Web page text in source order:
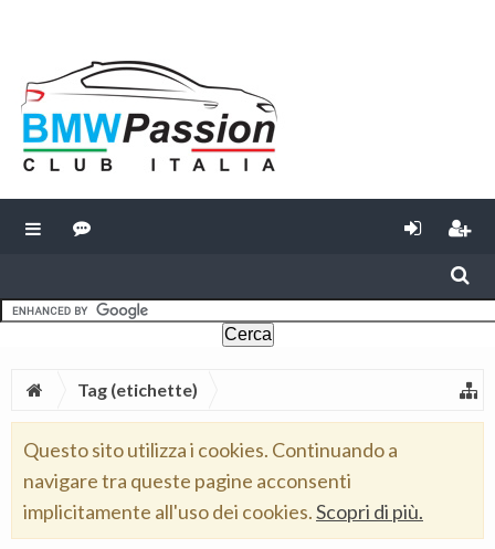
Tag (etichette)
Questo sito utilizza i cookies. Continuando a
navigare tra queste pagine acconsenti
implicitamente all'uso dei cookies.Scopri di più.